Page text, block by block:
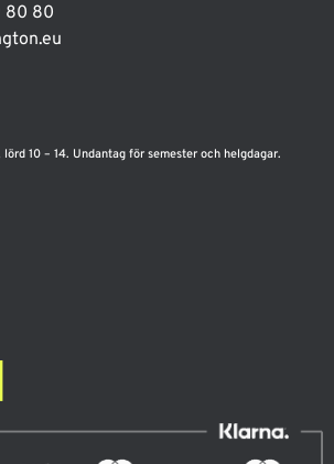
80 80
lörd 10 – 14. Undantag för semester och helgdagar.